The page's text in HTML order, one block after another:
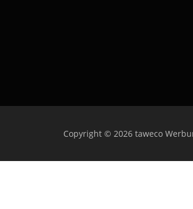
Copyright © 2026 taweco